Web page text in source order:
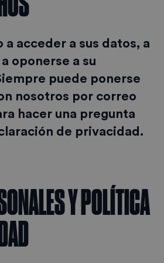
acceder a sus datos, a
oponerse a su
puede ponerse
nosotros por correo
hacer una pregunta
de privacidad.
Y POLÍTICA